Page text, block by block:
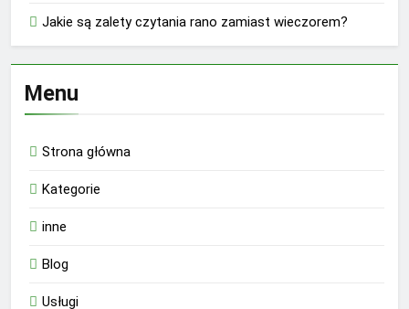
Jakie są zalety czytania rano zamiast wieczorem?
Menu
Strona główna
Kategorie
inne
Blog
Usługi